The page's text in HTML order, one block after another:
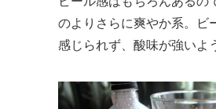
のよりさらに爽やか系。ビ
感じられず、酸味が強いよ